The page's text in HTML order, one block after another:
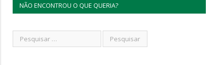
NÃO ENCONTROU O QUE QUERIA?